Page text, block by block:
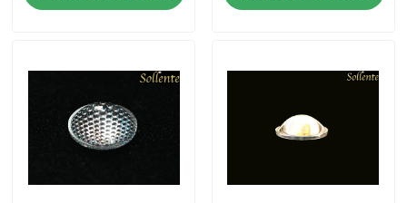
Produkte